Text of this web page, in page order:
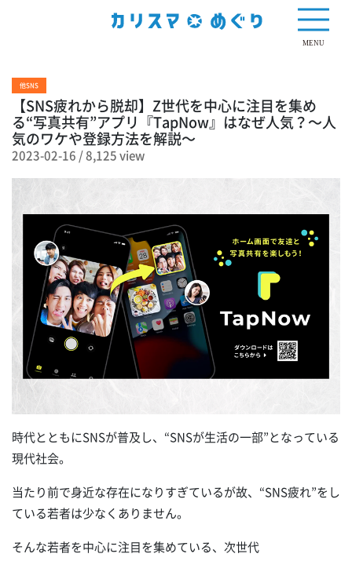
MENU
他SNS
【SNS疲れから脱却】Z世代を中心に注目を集め
る“写真共有”アプリ『TapNow』はなぜ人気？～人
気のワケや登録方法を解説～
2023-02-16 /8,125 view
時代とともにSNSが普及し、“SNSが生活の一部”となっている
現代社会。
当たり前で身近な存在になりすぎているが故、“SNS疲れ”をし
ている若者は少なくありません。
そんな若者を中心に注目を集めている、次世代